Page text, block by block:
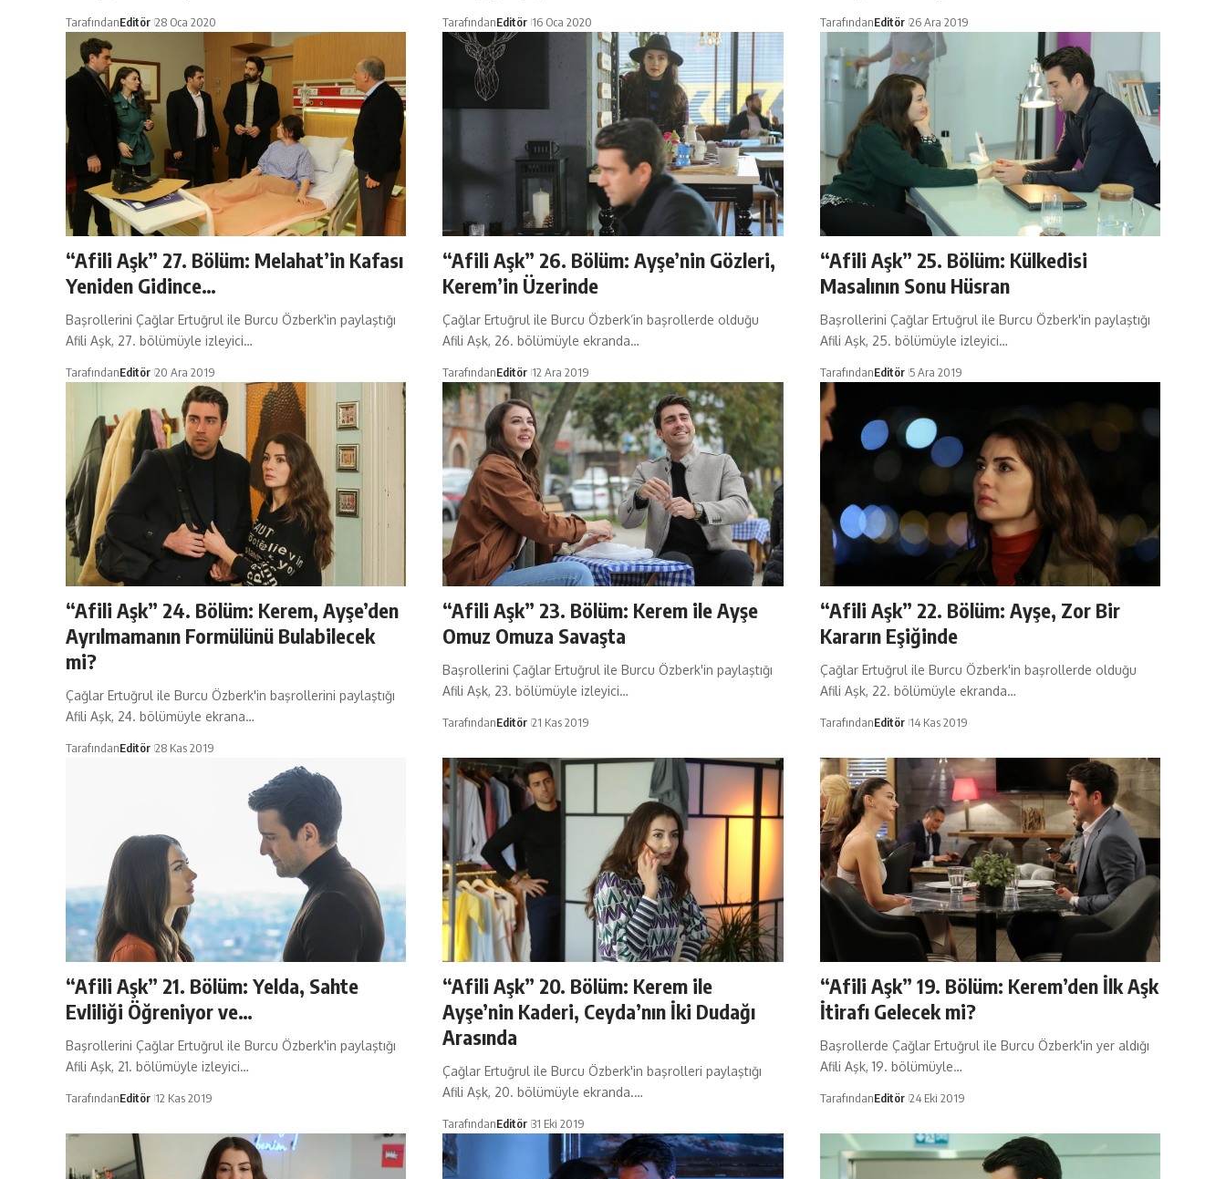
TarafındanEditör 28 Oca 2020 TarafındanEditör 16 Oca 2020 TarafındanEditör 26 Ara 2019
“Afili Aşk” 27. Bölüm: Melahat’in Kafası
Yeniden Gidince…
Başrollerini Çağlar Ertuğrul ile Burcu Özberk'in paylaştığı
Afili Aşk, 27. bölümüyle izleyici…
TarafındanEditör 20 Ara 2019
“Afili Aşk” 26. Bölüm: Ayşe’nin Gözleri,
Kerem’in Üzerinde
Çağlar Ertuğrul ile Burcu Özberk’in başrollerde olduğu
Afili Aşk, 26. bölümüyle ekranda…
TarafındanEditör 12 Ara 2019
“Afili Aşk” 25. Bölüm: Külkedisi
Masalının Sonu Hüsran
Başrollerini Çağlar Ertuğrul ile Burcu Özberk'in paylaştığı
Afili Aşk, 25. bölümüyle izleyici…
TarafındanEditör 5 Ara 2019
“Afili Aşk” 24. Bölüm: Kerem, Ayşe’den
Ayrılmamanın Formülünü Bulabilecek
mi?
Çağlar Ertuğrul ile Burcu Özberk'in başrollerini paylaştığı
Afili Aşk, 24. bölümüyle ekrana…
TarafındanEditör 28 Kas 2019
“Afili Aşk” 23. Bölüm: Kerem ile Ayşe
Omuz Omuza Savaşta
Başrollerini Çağlar Ertuğrul ile Burcu Özberk'in paylaştığı
Afili Aşk, 23. bölümüyle izleyici…
TarafındanEditör 21 Kas 2019
“Afili Aşk” 22. Bölüm: Ayşe, Zor Bir
Kararın Eşiğinde
Çağlar Ertuğrul ile Burcu Özberk'in başrollerde olduğu
Afili Aşk, 22. bölümüyle ekranda…
TarafındanEditör 14 Kas 2019
“Afili Aşk” 21. Bölüm: Yelda, Sahte
Evliliği Öğreniyor ve…
Başrollerini Çağlar Ertuğrul ile Burcu Özberk'in paylaştığı
Afili Aşk, 21. bölümüyle izleyici…
TarafındanEditör 12 Kas 2019
“Afili Aşk” 20. Bölüm: Kerem ile
Ayşe’nin Kaderi, Ceyda’nın İki Dudağı
Arasında
Çağlar Ertuğrul ile Burcu Özberk'in başrolleri paylaştığı
Afili Aşk, 20. bölümüyle ekranda.…
TarafındanEditör 31 Eki 2019
“Afili Aşk” 19. Bölüm: Kerem’den İlk Aşk
İtirafı Gelecek mi?
Başrollerde Çağlar Ertuğrul ile Burcu Özberk'in yer aldığı
Afili Aşk, 19. bölümüyle…
TarafındanEditör 24 Eki 2019